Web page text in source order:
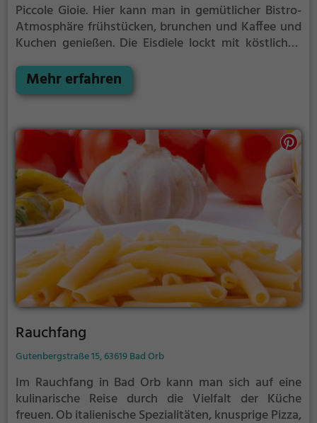
Piccole Gioie. Hier kann man in gemütlicher Bistro-
Atmosphäre frühstücken, brunchen und Kaffee und
Kuchen genießen. Die Eisdiele lockt mit köstlichen
italienische Pizza und europäische Spezialitäten.
Auch vegetarische und mediterrane Gerichte sowie
werden erlesene Weine und leckere Cocktails
serviert. Hier ist für jeden Geschmack etwas dabei,
sei es für einen gesunden Start in den Tag oder ein
gemütliches Abendessen. Willkommen in Le Piccole
Gioie!
Mehr erfahren
Rauchfang
Gutenbergstraße 15, 63619 Bad Orb
Im Rauchfang in Bad Orb kann man sich auf eine
kulinarische Reise durch die Vielfalt der Küche
freuen. Ob italienische Spezialitäten, knusprige Pizza,